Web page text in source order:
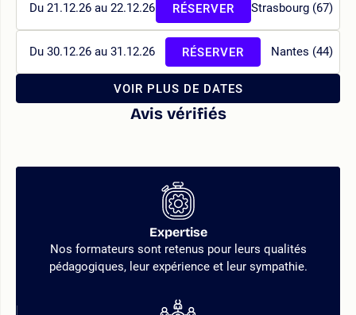
Du 21.12.26 au 22.12.26 Strasbourg (67)
RÉSERVER
Du 30.12.26 au 31.12.26 Nantes (44)
RÉSERVER
VOIR PLUS DE DATES
Avis vérifiés
Expertise
Nos formateurs sont retenus pour leurs qualités
pédagogiques, leur expérience et leur sympathie.